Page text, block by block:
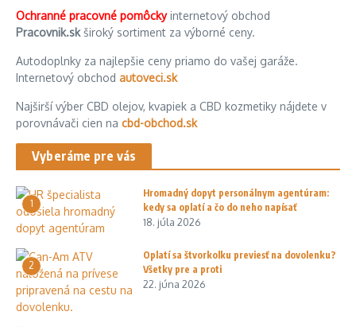
Ochranné pracovné pomôckyinternetový obchod
Pracovnik.skširoký sortiment za výborné ceny.
Autodoplnky za najlepšie ceny priamo do vašej garáže.
Internetový obchod autoveci.sk
Najširší výber CBD olejov, kvapiek a CBD kozmetiky nájdete v
porovnávači cien na cbd-obchod.sk
Vyberáme pre vás
1
Hromadný dopyt personálnym agentúram:
kedy sa oplatí a čo do neho napísať
18. júla 2026
2
Oplatí sa štvorkolku previesť na dovolenku?
Všetky pre a proti
22. júna 2026